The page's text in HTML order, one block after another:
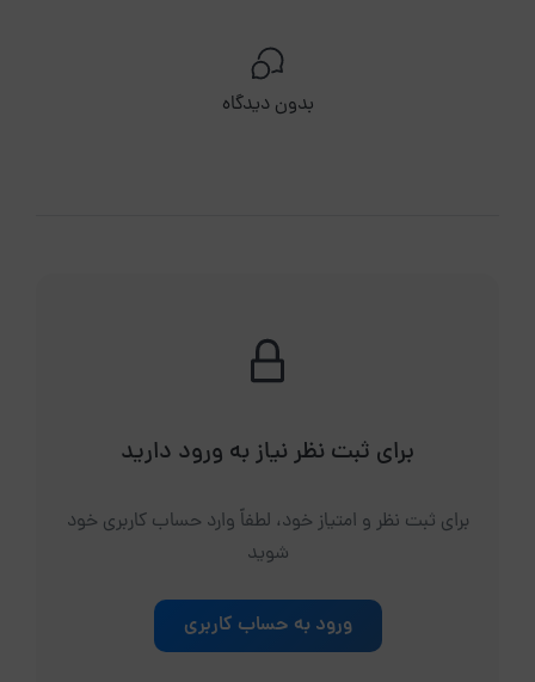
بدون دیدگاه
برای ثبت نظر نیاز به ورود دارید
برای ثبت نظر و امتیاز خود، لطفاً وارد حساب کاربری خود
شوید
ورود به حساب کاربری